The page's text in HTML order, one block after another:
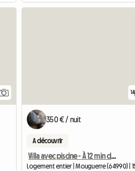
14
350 € / nuit
A découvrir
Villa avec piscine - À 12 min de Biarritz. 5 de Bayonne